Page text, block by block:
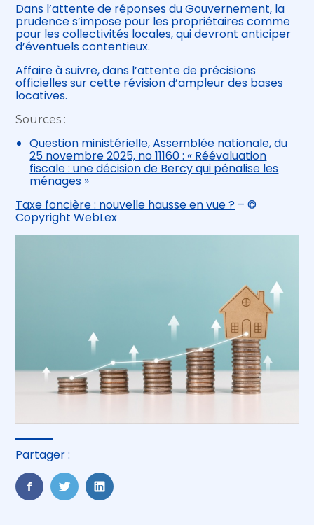
Dans l’attente de réponses du Gouvernement, la
prudence s’impose pour les propriétaires comme
pour les collectivités locales, qui devront anticiper
d’éventuels contentieux.
Affaire à suivre, dans l’attente de précisions
officielles sur cette révision d’ampleur des bases
locatives.
Sources :
Question ministérielle, Assemblée nationale, du
25 novembre 2025, no 11160 : « Réévaluation
fiscale : une décision de Bercy qui pénalise les
ménages »
Taxe foncière : nouvelle hausse en vue ? – ©
Copyright WebLex
Partager :
FaceBook
TwitterLinkedIn